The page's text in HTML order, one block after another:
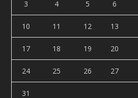
3 4 5 6
10 11 12 13
17 18 19 20
24 25 26 27
31